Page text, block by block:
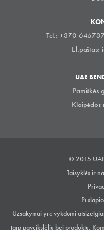
Tel.: +370
El.paštas:
UAB
Pamiškės
© 2015
Taisyklės ir
Užsakymai yra vykdomi
tarp paveikslėlių bei produktų.